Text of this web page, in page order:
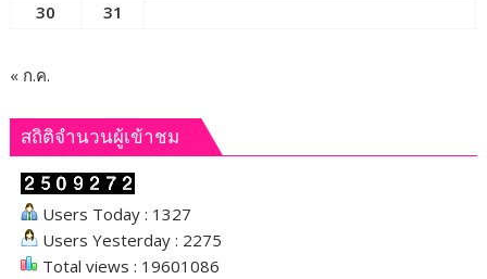
30
31
« ก.ค.
สถิติจำนวนผู้เข้าชม
Users Today : 1327
Users Yesterday : 2275
Total views : 19601086